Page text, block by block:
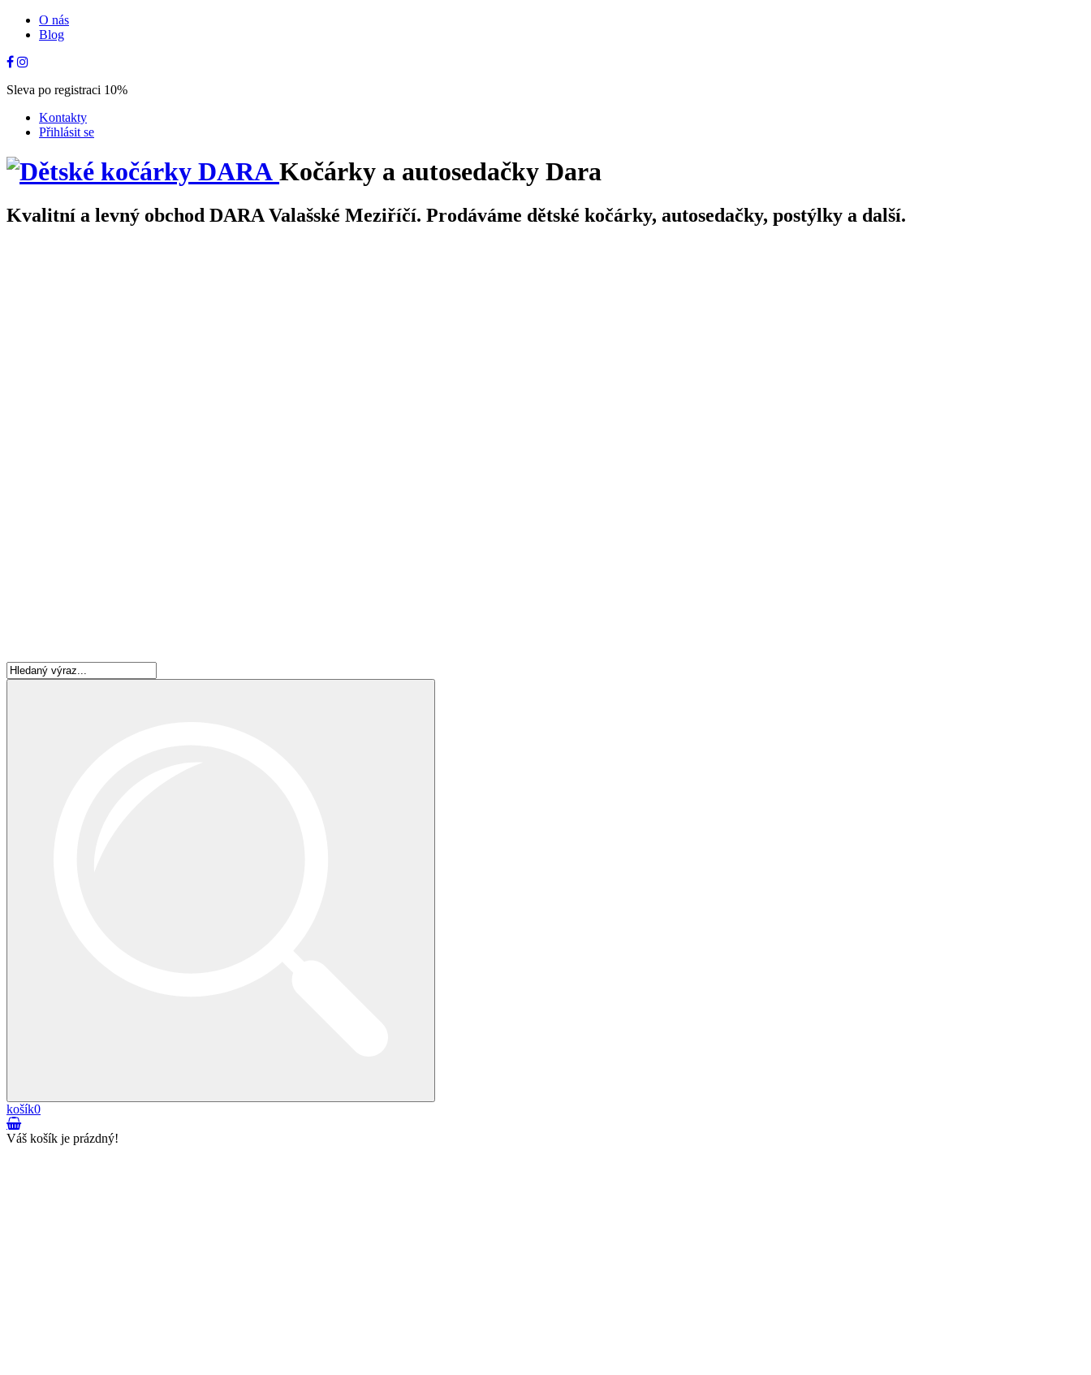
O nás
Blog
Sleva po registraci 10%
Kontakty
Přihlásit se
Kočárky a autosedačky Dara
Kvalitní a levný obchod DARA Valašské Meziříčí. Prodáváme dětské kočárky, autosedačky, postýlky a další.
košík0
Váš košík je prázdný!